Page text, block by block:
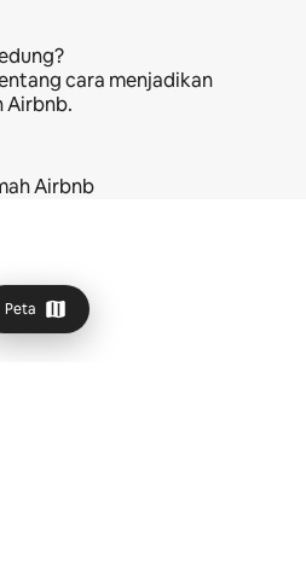
Peta
cara menjadikan
Airbnb.
Airbnb